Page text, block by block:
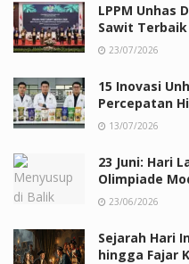
LPPM Unhas
Sawit Terbaik
23/07/2026
15 Inovasi
Percepatan
13/07/2026
23 Juni: Hari
Olimpiade
23/06/2026
Sejarah Hari
hingga Fajar